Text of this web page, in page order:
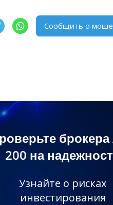
Сообщить о
брокера
200 на
Узнайте о рисках
инвестирования